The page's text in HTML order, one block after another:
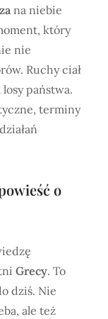
na niebie
który
nie
Ruchy ciał
państwa.
terminy
o
Grecy. To
dziś. Nie
ale też